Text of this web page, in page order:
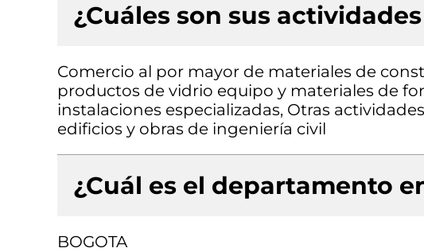
¿Cuáles son sus
Comercio al por mayor de materiales de
productos de vidrio equipo y materiales de
instalaciones especializadas, Otras
edificios y obras de ingeniería civil
¿Cuál es el departamento
BOGOTA